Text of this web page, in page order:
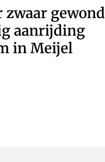
zwaar gewond
aanrijding
in Meijel